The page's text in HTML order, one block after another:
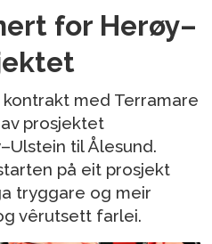
for Herøy–
med Terramare
prosjektet
til Ålesund.
på eit prosjekt
tryggare og meir
vêrutsett farlei.